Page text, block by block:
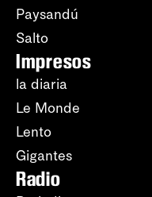
Paysandú
Salto
Impresos
la diaria
Le Monde
Lento
Gigantes
Radio